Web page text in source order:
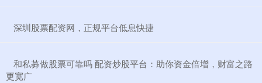
​深圳股票配资网，正规平台低息快捷
​和私募做股票可靠吗 配资炒股平台：助你资金倍增，财富之路
更宽广